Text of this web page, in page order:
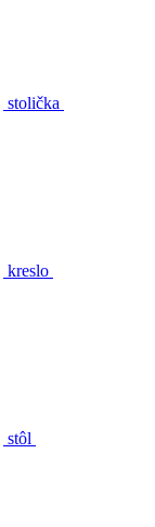
stolička
kreslo
stôl